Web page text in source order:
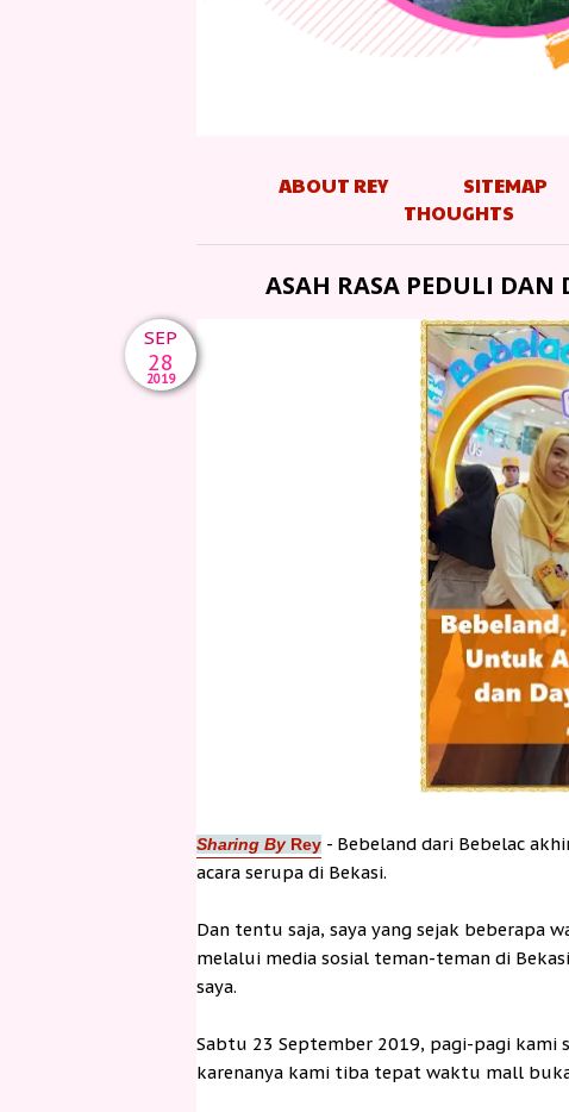
ABOUT REY SITEMAP
THOUGHTS
ASAH RASA PEDULI DAN
SEP
28
2019
Sharing By Rey- Bebeland dari Bebelac
acara serupa di Bekasi.
Dan tentu saja, saya yang sejak beberapa
melalui media sosial teman-teman di
saya.
Sabtu 23 September 2019, pagi-pagi kami
karenanya kami tiba tepat waktu mall